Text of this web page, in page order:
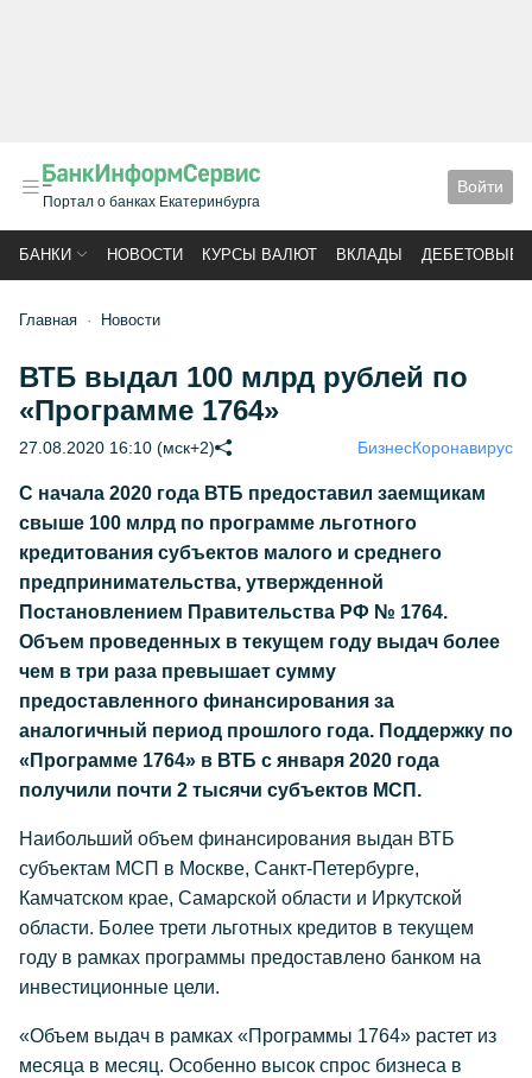
Портал о банках Екатеринбурга
Войти
БАНКИ НОВОСТИ КУРСЫ ВАЛЮТ ВКЛАДЫ ДЕБЕТОВЫЕ
Главная Новости
ВТБ выдал 100 млрд рублей по
«Программе 1764»
27.08.2020 16:10 (мск+2) БизнесКоронавирус
С начала 2020 года ВТБ предоставил заемщикам
свыше 100 млрд по программе льготного
кредитования субъектов малого и среднего
предпринимательства, утвержденной
Постановлением Правительства РФ № 1764.
Объем проведенных в текущем году выдач более
чем в три раза превышает сумму
предоставленного финансирования за
аналогичный период прошлого года. Поддержку по
«Программе 1764» в ВТБ с января 2020 года
получили почти 2 тысячи субъектов МСП.
Наибольший объем финансирования выдан ВТБ
субъектам МСП в Москве, Санкт-Петербурге,
Камчатском крае, Самарской области и Иркутской
области. Более трети льготных кредитов в текущем
году в рамках программы предоставлено банком на
инвестиционные цели.
«Объем выдач в рамках «Программы 1764» растет из
месяца в месяц. Особенно высок спрос бизнеса в